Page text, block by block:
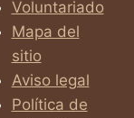
Voluntariado
Mapa del
sitio
Aviso legal
Política de